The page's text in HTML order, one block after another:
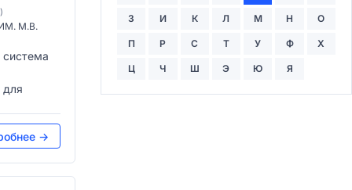
М.В.
для
→
З И К Л М Н О
П Р С Т У Ф Х
Ц Ч Ш Э Ю Я